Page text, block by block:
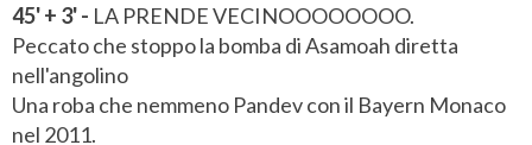
45' + 3' - LA PRENDE VECINOOOOOOOO.
Peccato che stoppo la bomba di Asamoah diretta
nell'angolino
Una roba che nemmeno Pandev con il Bayern Monaco
nel 2011.